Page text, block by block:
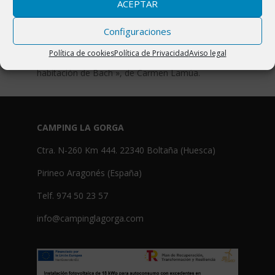
ACEPTAR
Configuraciones
Política de cookiesPolítica de PrivacidadAviso legal
Huesca, y en la Sala de Geovisión de la Torre
Nordeste del Castillo de Aínsa la exposición
« Hierro y figuras », de Ramón Torrente. Por
último, la Casa Larraga de Bielsa albergará « La
habitación de Bach », de Carmen Lamúa.
CAMPING LA GORGA
Ctra. N-260 Km 444. 22340 Boltaña (Huesca)
Pirineo Aragonés (España)
Telf. 974 50 23 57
info@campinglagorga.com